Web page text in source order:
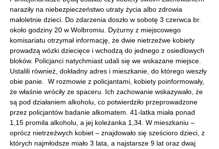
naraziły na niebezpieczeństwo utraty życia albo zdrowia
małoletnie dzieci. Do zdarzenia doszło w sobotę 3 czerwca br.
około godziny 20 w Wolbromiu. Dyżurny z miejscowego
komisariatu otrzymał informację, że dwie nietrzeźwe kobiety
prowadzą wózki dziecięce i wchodzą do jednego z osiedlowych
bloków. Policjanci natychmiast udali się we wskazane miejsce.
Ustalili również, dokładny adres i mieszkanie, do którego weszły
obie panie. W rozmowie z policjantami, kobiety poinformowały,
że właśnie wróciły ze spaceru. Ich zachowanie wskazywało, że
są pod działaniem alkoholu, co potwierdziło przeprowadzone
przez policjantów badanie alkomatem. 41-latka miała ponad
1,15 promila alkoholu, a jej koleżanka 1,34. W mieszkaniu –
oprócz nietrzeźwych kobiet – znajdowało się sześcioro dzieci, z
których najmłodsze miało 3 lata, a najstarsze 9 lat oraz dwaj